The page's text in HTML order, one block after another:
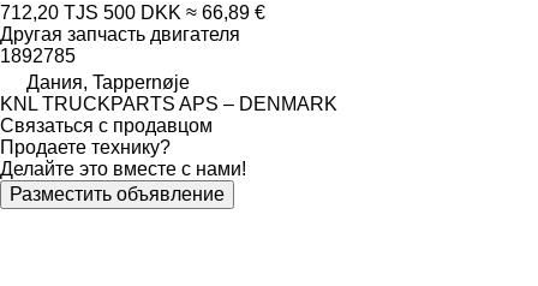
712,20 TJS 500 DKK ≈ 66,89 €
Другая запчасть двигателя
1892785
Дания, Tappernøje
KNL TRUCKPARTS APS – DENMARK
Связаться с продавцом
Продаете технику?
Делайте это вместе с нами!
Разместить объявление